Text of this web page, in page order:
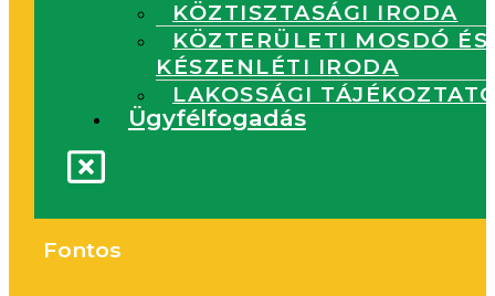
KÖZTISZTASÁGI IRODA
KÖZTERÜLETI MOSDÓ ÉS
KÉSZENLÉTI IRODA
LAKOSSÁGI
Ügyfélfogadás
Fontos